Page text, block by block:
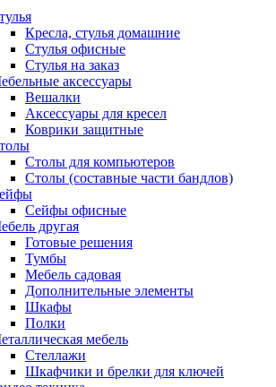
Кресла, стулья домашние
Стулья офисные
Стулья на заказ
аксессуары
Вешалки
Аксессуары для кресел
Коврики защитные
Столы для компьютеров
Столы (составные части бандлов)
Сейфы офисные
другая
Готовые решения
Тумбы
Мебель садовая
Дополнительные элементы
Шкафы
Полки
мебель
Стеллажи
Шкафчики и брелки для ключей